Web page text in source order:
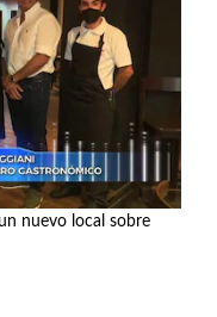
nuevo local sobre